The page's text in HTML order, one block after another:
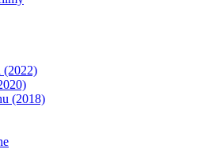
(2022)
(2018)